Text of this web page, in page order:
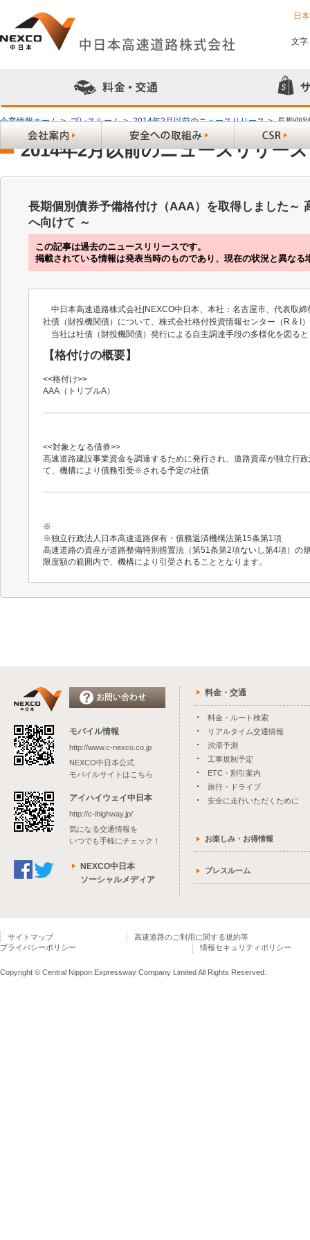
日
文字
企業情報ホーム > プレスルーム > 2014年2月以前のニュースリリース > 長期個
2014年2月以前のニュースリリース
長期個別債券予備格付け（AAA）を取得しました～
へ向けて ～
この記事は過去のニュースリリースです。
掲載されている情報は発表当時のものであり、現在の状況と異なる
中日本高速道路株式会社[NEXCO中日本、本社：名古屋市、代表取
社債（財投機関債）について、株式会社格付投資情報センター（R & I
当社は社債（財投機関債）発行による自主調達手段の多様化を図る
【格付けの概要】
<<格付け>>
AAA（トリプルA）
<<対象となる債券>>
高速道路建設事業資金を調達するために発行され、道路資産が独立行
て、機構により債務引受※される予定の社債
※
※独立行政法人日本高速道路保有・債務返済機構法第15条第1項
高速道路の資産が道路整備特別措置法（第51条第2項ないし第4項）
限度額の範囲内で、機構により引受されることとなります。
モバイル情報
http://www.c-nexco.co.jp
NEXCO中日本公式
モバイルサイトはこちら
アイハイウェイ中日本
http://c-ihighway.jp/
気になる交通情報を
いつでも手軽にチェック！
NEXCO中日本
ソーシャルメディア
料金・交通
料金・ルート検索
リアルタイム交通情報
渋滞予測
工事規制予定
ETC・割引案内
旅行・ドライブ
安全に走行いただくために
お楽しみ・お得情報
プレスルーム
サイトマップ
高速道路のご利用に関する規約等
プライバシーポリシー
情報セキュリティポリシー
Copyright © Central Nippon Expressway Company Limited All Rights Reserved.